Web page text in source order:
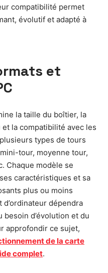
compatibilité permet
évolutif et adapté à
et
la taille du boîtier, la
la compatibilité avec les
types de tours
tour, moyenne tour,
Chaque modèle se
caractéristiques et sa
plus ou moins
dépendra
besoin d’évolution et du
approfondir ce sujet,
de la carte
complet.